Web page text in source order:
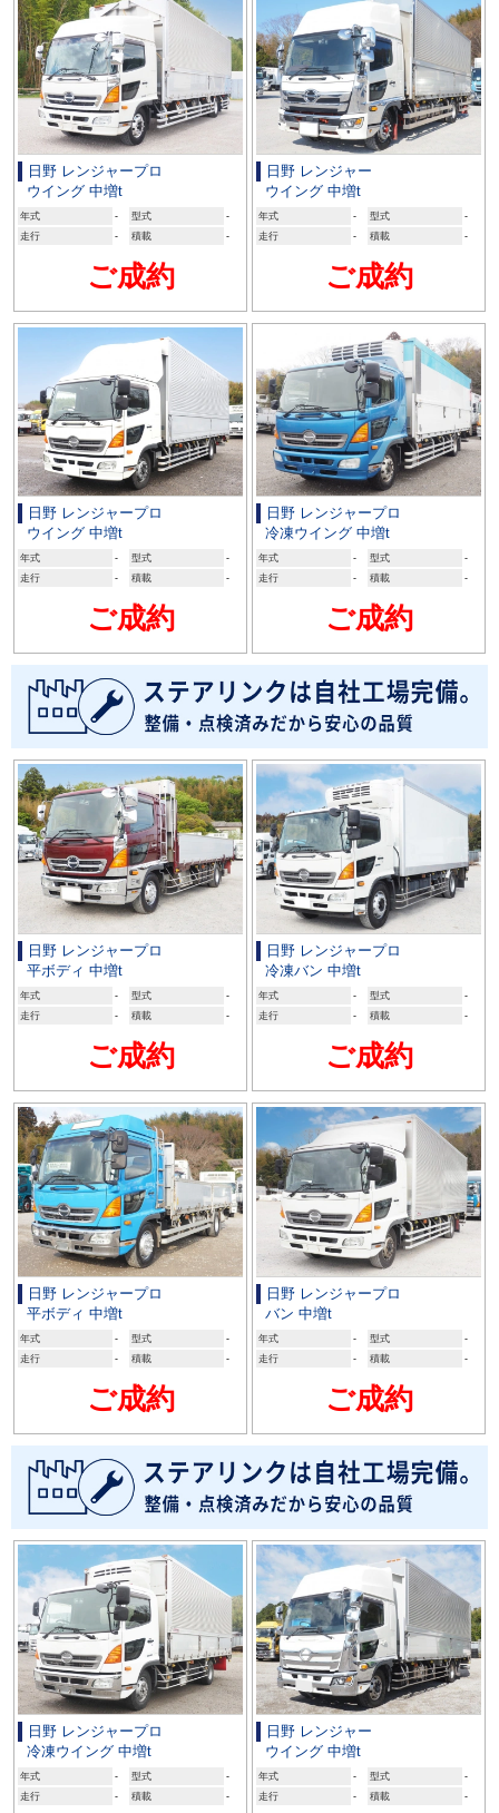
日野 レンジャープロ
ウイング 中増t
年式 - 型式
-
走行
- 積載 -
ご成約
日野 レンジャー
ウイング 中増t
年式 - 型式
-
走行
- 積載 -
ご成約
日野 レンジャープロ
ウイング 中増t
年式 - 型式
-
走行
- 積載 -
ご成約
日野 レンジャープロ
冷凍ウイング 中増t
年式 - 型式
-
走行
- 積載 -
ご成約
日野 レンジャープロ
平ボディ 中増t
年式 - 型式
-
走行
- 積載 -
ご成約
日野 レンジャープロ
冷凍バン 中増t
年式 - 型式
-
走行
- 積載 -
ご成約
日野 レンジャープロ
平ボディ 中増t
年式 - 型式
-
走行
- 積載 -
ご成約
日野 レンジャープロ
バン 中増t
年式 - 型式
-
走行
- 積載 -
ご成約
日野 レンジャープロ
冷凍ウイング 中増t
年式 - 型式
-
走行
- 積載 -
日野 レンジャー
ウイング 中増t
年式 - 型式
-
走行
- 積載 -